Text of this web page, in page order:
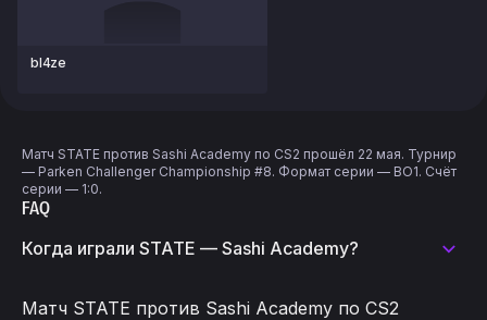
bl4ze
Матч STATE против Sashi Academy по CS2 прошёл 22 мая. Турнир
— Parken Challenger Championship #8. Формат серии — BO1. Счёт
серии — 1:0.
FAQ
Когда играли STATE — Sashi Academy?
Матч STATE против Sashi Academy по CS2